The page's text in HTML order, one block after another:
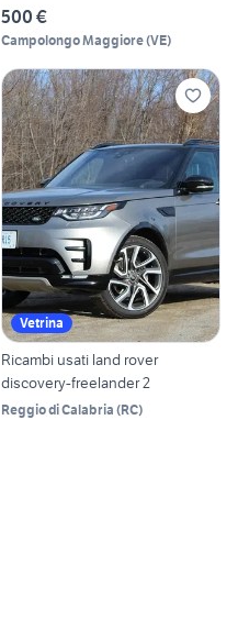
500 €
Campolongo Maggiore(VE)
Vetrina
Ricambi usati land rover
discovery-freelander 2
Reggio di Calabria (RC)